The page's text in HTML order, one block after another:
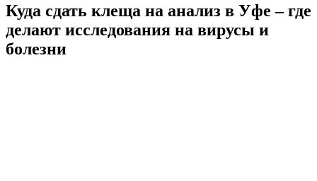
Куда сдать клеща на анализ в Уфе – где
делают исследования на вирусы и
болезни